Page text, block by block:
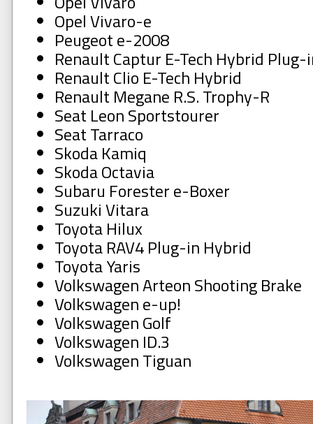
Opel Vivaro-e
Peugeot e-2008
Renault Captur E-Tech Hybrid Plug-
Renault Clio E-Tech Hybrid
Renault Megane R.S. Trophy-R
Seat Leon Sportstourer
Seat Tarraco
Skoda Kamiq
Skoda Octavia
Subaru Forester e-Boxer
Suzuki Vitara
Toyota Hilux
Toyota RAV4 Plug-in Hybrid
Toyota Yaris
Volkswagen Arteon Shooting Brake
Volkswagen e-up!
Volkswagen Golf
Volkswagen ID.3
Volkswagen Tiguan